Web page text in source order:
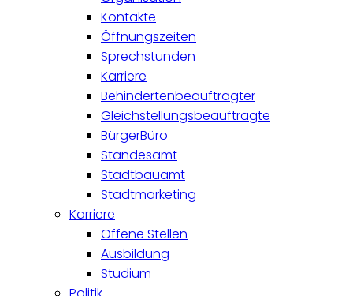
Kontakte
Öffnungszeiten
Sprechstunden
Karriere
Behindertenbeauftragter
Gleichstellungsbeauftragte
BürgerBüro
Standesamt
Stadtbauamt
Stadtmarketing
Karriere
Offene Stellen
Ausbildung
Studium